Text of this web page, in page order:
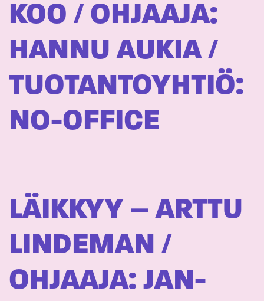
KOO / OHJAAJA:
HANNU AUKIA /
TUOTANTOYHTIÖ:
NO-OFFICE
LÄIKKYY – ARTTU
LINDEMAN /
OHJAAJA: JAN-